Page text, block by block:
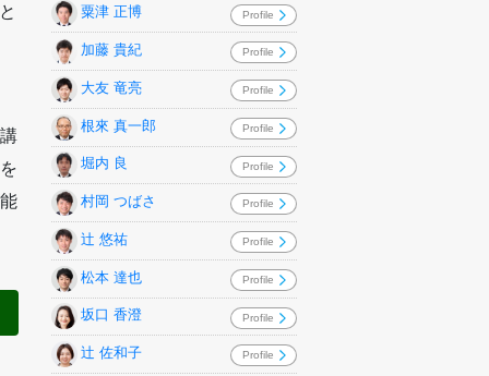
粟津 正博 Profile
加藤 貴紀 Profile
大友 竜亮 Profile
根來 真一郎 Profile
堀内 良 Profile
村岡 つばさ Profile
辻 悠祐 Profile
松本 達也 Profile
坂口 香澄 Profile
辻 佐和子 Profile